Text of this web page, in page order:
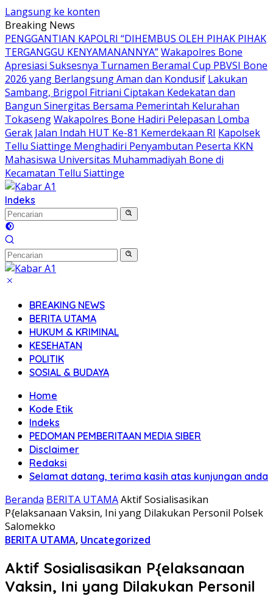
Langsung ke konten
Breaking News
PENGGANTIAN KAPOLRI “DIHEMBUS OLEH PIHAK PIHAK
TERGANGGU KENYAMANANNYA”Wakapolres Bone
Apresiasi Suksesnya Turnamen Beramal Cup PBVSI Bone
2026 yang Berlangsung Aman dan Kondusif Lakukan
Sambang, Brigpol Fitriani Ciptakan Kedekatan dan
Bangun Sinergitas Bersama Pemerintah Kelurahan
TokasengWakapolres Bone Hadiri Pelepasan Lomba
Gerak Jalan Indah HUT Ke-81 Kemerdekaan RI Kapolsek
Tellu Siattinge Menghadiri Penyambutan Peserta KKN
Mahasiswa Universitas Muhammadiyah Bone di
Kecamatan Tellu Siattinge
Indeks
BREAKING NEWS
BERITA UTAMA
HUKUM & KRIMINAL
KESEHATAN
POLITIK
SOSIAL & BUDAYA
Home
Kode Etik
Indeks
PEDOMAN PEMBERITAAN MEDIA SIBER
Disclaimer
Redaksi
Selamat datang, terima kasih atas kunjungan anda
Beranda BERITA UTAMAAktif Sosialisasikan
P{elaksanaan Vaksin, Ini yang Dilakukan Personil Polsek
Salomekko
BERITA UTAMA, Uncategorized
Aktif Sosialisasikan P{elaksanaan
Vaksin, Ini yang Dilakukan Personil